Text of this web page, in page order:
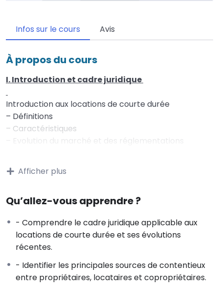
Infos sur le cours Avis
À propos du cours
I. Introduction et cadre juridique
Introduction aux locations de courte durée
– Définitions
– Caractéristiques
– Evolution du marché et des réglementations
– Réglementation nationale
– Obligations des propriétaires et des plateformes
II. Types de contentieux
– Non-respect des conditions de location
– Problèmes de sécurité et d’hygiène
– Gestion des dépôts de garantie
Litiges entre copropriétaires
– Nuisances et troubles de voisinage
Afficher plus
Qu’allez-vous apprendre ?
- Comprendre le cadre juridique applicable aux
locations de courte durée et ses évolutions
récentes.
- Identifier les principales sources de contentieux
entre propriétaires, locataires et copropriétaires.